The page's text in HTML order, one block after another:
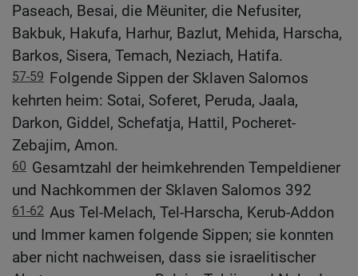
Paseach, Besai, die Mëuniter, die Nefusiter,
Bakbuk, Hakufa, Harhur, Bazlut, Mehida, Harscha,
Barkos, Sisera, Temach, Neziach, Hatifa.
57-59 Folgende Sippen der Sklaven Salomos
kehrten heim: Sotai, Soferet, Peruda, Jaala,
Darkon, Giddel, Schefatja, Hattil, Pocheret-
Zebajim, Amon.
60 Gesamtzahl der heimkehrenden Tempeldiener
und Nachkommen der Sklaven Salomos 392
61-62 Aus Tel-Melach, Tel-Harscha, Kerub-Addon
und Immer kamen folgende Sippen; sie konnten
aber nicht nachweisen, dass sie israelitischer